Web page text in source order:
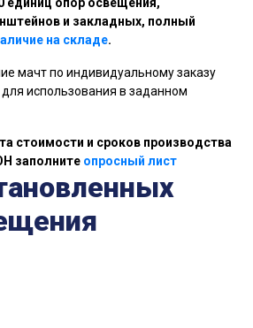
и закладных, полный
на складе.
мачт по индивидуальному заказу
использования в заданном
стоимости и сроков производства
заполните опросный лист